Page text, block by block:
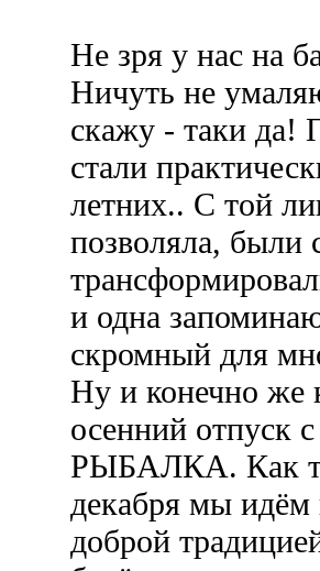
Не зря у нас на
Ничуть не
скажу - таки да!
стали
летних.. С той
позволяла, были
и одна
скромный для
Ну и конечно же
осенний отпуск
РЫБАЛКА. Как
декабря мы идём
доброй